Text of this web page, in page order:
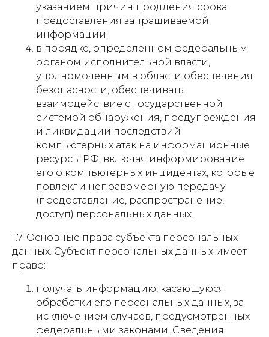
указанием причин продления срока
предоставления запрашиваемой
информации;
в порядке, определенном федеральным
органом исполнительной власти,
уполномоченным в области обеспечения
безопасности, обеспечивать
взаимодействие с государственной
системой обнаружения, предупреждения
и ликвидации последствий
компьютерных атак на информационные
ресурсы РФ, включая информирование
его о компьютерных инцидентах, которые
повлекли неправомерную передачу
(предоставление, распространение,
доступ) персональных данных.
1.7. Основные права субъекта персональных
данных. Субъект персональных данных имеет
право:
получать информацию, касающуюся
обработки его персональных данных, за
исключением случаев, предусмотренных
федеральными законами. Сведения